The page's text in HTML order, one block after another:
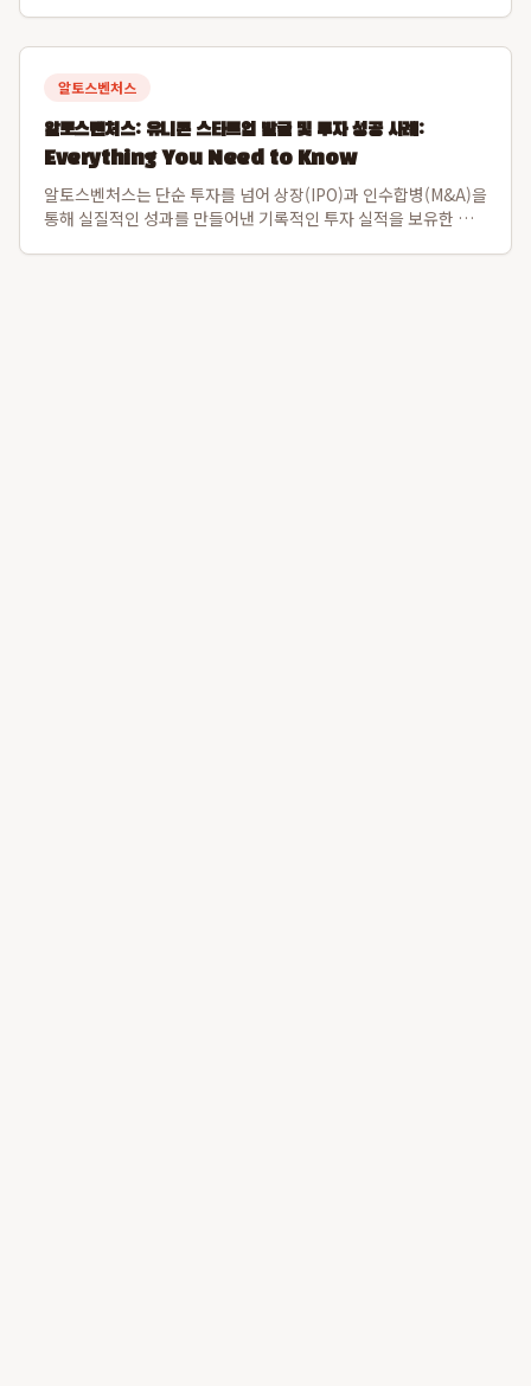
동탄 스마일라식 만족도...
알토스벤처스
알토스벤처스: 유니콘 스타트업 발굴 및 투자 성공 사례:
Everything You Need to Know
알토스벤처스는 단순 투자를 넘어 상장(IPO)과 인수합병(M&A)을
통해 실질적인 성과를 만들어낸 기록적인 투자 실적을 보유한 선